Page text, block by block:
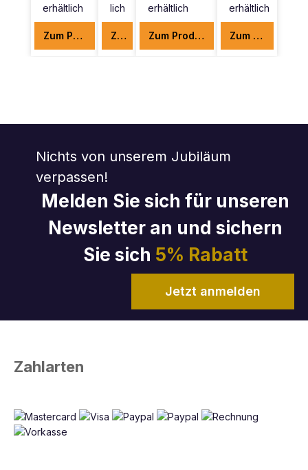
erhältlich
Zum Produkt
lich
Zum Produkt
erhältlich
Zum Produkt
erhältlich
Zum Produkt
Nichts von unserem Jubiläum
verpassen!
Melden Sie sich für unseren
Newsletter an und sichern
Sie sich 5% Rabatt
Jetzt anmelden
Zahlarten